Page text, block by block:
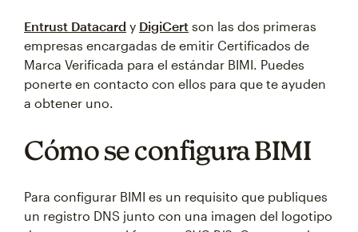
Entrust Datacard y DigiCert son las dos primeras
empresas encargadas de emitir Certificados de
Marca Verificada para el estándar BIMI. Puedes
ponerte en contacto con ellos para que te ayuden
a obtener uno.
Cómo se configura BIMI
Para configurar BIMI es un requisito que publiques
un registro DNS junto con una imagen del logotipo